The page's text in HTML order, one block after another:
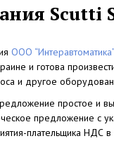
Scutti
ООО “Интеравтоматика”
и готова
и другое
простое и
предложение с
плательщика НДС в